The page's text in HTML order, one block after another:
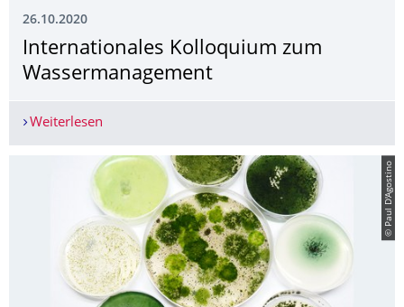
26.10.2020
Internationales Kolloquium zum
Wassermanagement
Weiterlesen
© Paul D'Agostino